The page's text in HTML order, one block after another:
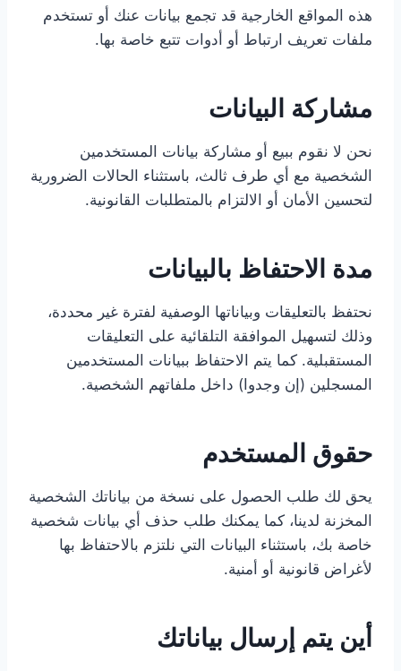
هذه المواقع الخارجية قد تجمع بيانات عنك أو تستخدم
ملفات تعريف ارتباط أو أدوات تتبع خاصة بها.
مشاركة البيانات
نحن لا نقوم ببيع أو مشاركة بيانات المستخدمين
الشخصية مع أي طرف ثالث، باستثناء الحالات الضرورية
لتحسين الأمان أو الالتزام بالمتطلبات القانونية.
مدة الاحتفاظ بالبيانات
نحتفظ بالتعليقات وبياناتها الوصفية لفترة غير محددة،
وذلك لتسهيل الموافقة التلقائية على التعليقات
المستقبلية. كما يتم الاحتفاظ ببيانات المستخدمين
المسجلين (إن وجدوا) داخل ملفاتهم الشخصية.
حقوق المستخدم
يحق لك طلب الحصول على نسخة من بياناتك الشخصية
المخزنة لدينا، كما يمكنك طلب حذف أي بيانات شخصية
خاصة بك، باستثناء البيانات التي نلتزم بالاحتفاظ بها
لأغراض قانونية أو أمنية.
أين يتم إرسال بياناتك